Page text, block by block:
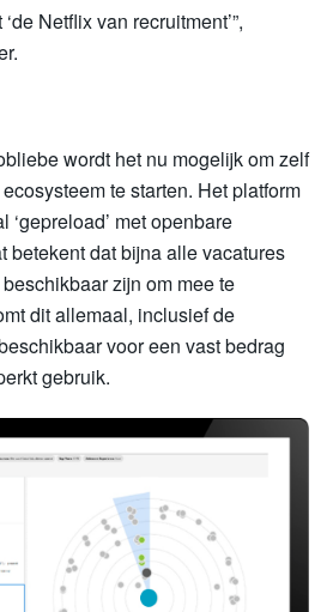
Netflix van recruitment’”,
wordt het nu mogelijk om zelf
te starten. Het platform
‘gepreload’ met openbare
betekent dat bijna alle vacatures
zijn om mee te
dit allemaal, inclusief de
voor een vast bedrag
gebruik.